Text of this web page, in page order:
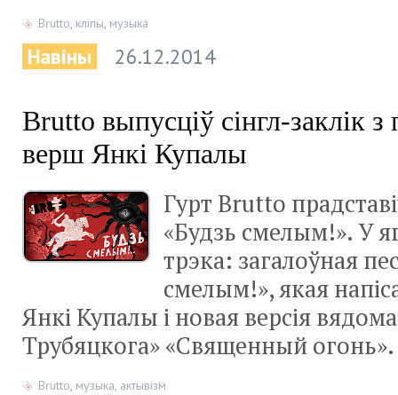
Brutto, кліпы, музыка
Навіны 26.12.2014
Brutto выпусціў сінгл-заклік з
верш Янкі Купалы
Гурт Brutto
«Будзь смелым!». У
трэка: загалоўная
смелым!», якая
Янкі Купалы і новая версія
Трубяцкога» «Священный огонь».
Brutto, музыка, актывізм